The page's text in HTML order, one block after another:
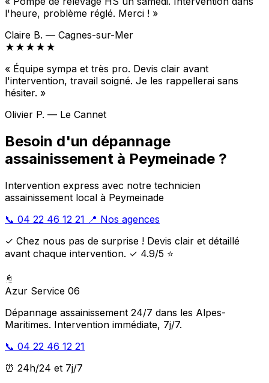
l'heure, problème réglé. Merci ! »
Claire B. — Cagnes-sur-Mer
★★★★★
« Équipe sympa et très pro. Devis clair avant
l'intervention, travail soigné. Je les rappellerai sans
hésiter. »
Olivier P. — Le Cannet
Besoin d'un dépannage
assainissement à Peymeinade ?
Intervention express avec notre technicien
assainissement local à Peymeinade
📞 04 22 46 12 21 📍 Nos agences
✓ Chez nous pas de surprise ! Devis clair et détaillé
avant chaque intervention. ✓ 4.9/5 ⭐
🚿
Azur Service 06
Dépannage assainissement 24/7 dans les Alpes-
Maritimes. Intervention immédiate, 7j/7.
📞 04 22 46 12 21
⏰ 24h/24 et 7j/7